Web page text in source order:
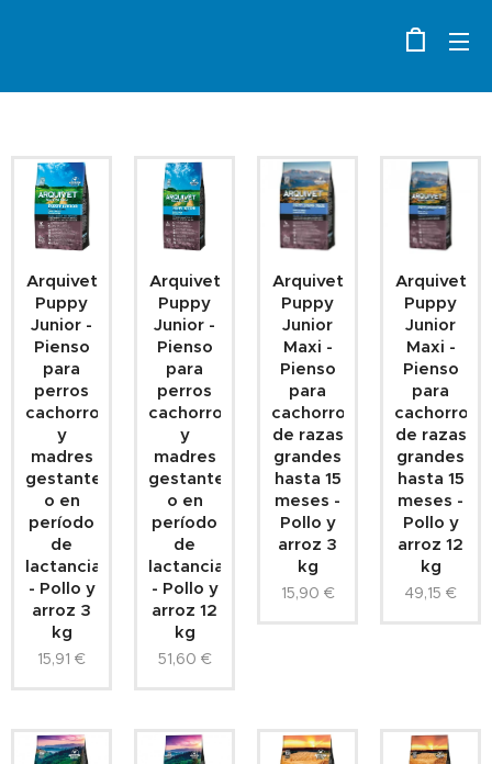
Arquivet
Puppy
Junior -
Pienso
para
perros
cachorros
y
madres
gestantes
o en
período
de
lactancia
- Pollo y
arroz 3
kg
15,91 €
Arquivet
Puppy
Junior -
Pienso
para
perros
cachorros
y
madres
gestantes
o en
período
de
lactancia
- Pollo y
arroz 12
kg
51,60 €
Arquivet
Puppy
Junior
Maxi -
Pienso
para
cachorros
de razas
grandes
hasta 15
meses -
Pollo y
arroz 3
kg
15,90 €
Arquivet
Puppy
Junior
Maxi -
Pienso
para
cachorros
de razas
grandes
hasta 15
meses -
Pollo y
arroz 12
kg
49,15 €